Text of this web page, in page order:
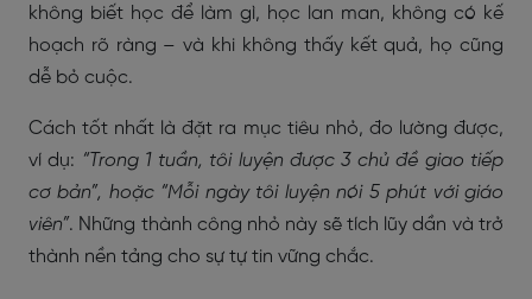
không biết học để làm gì, học lan man, không có kế
hoạch rõ ràng – và khi không thấy kết quả, họ cũng
dễ bỏ cuộc.
Cách tốt nhất là đặt ra mục tiêu nhỏ, đo lường được,
ví dụ: “Trong 1 tuần, tôi luyện được 3 chủ đề giao tiếp
cơ bản”, hoặc “Mỗi ngày tôi luyện nói 5 phút với giáo
viên”. Những thành công nhỏ này sẽ tích lũy dần và trở
thành nền tảng cho sự tự tin vững chắc.